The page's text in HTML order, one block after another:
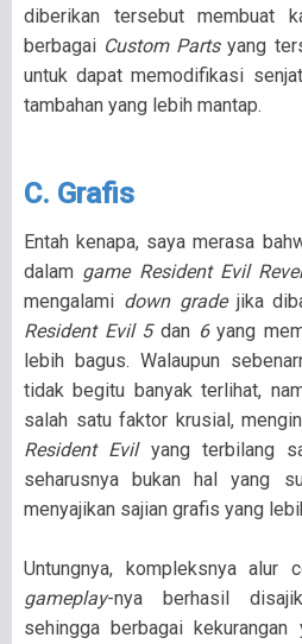
diberikan tersebut membuat
berbagai Custom Partsyang
untuk dapat memodifikasi
tambahan yang lebih mantap.
C. Grafis
Entah kenapa, saya merasa
dalam game Resident Evil
mengalami down gradejika
Resident Evil 5 dan 6yang
lebih bagus. Walaupun
tidak begitu banyak terlihat,
salah satu faktor krusial,
Resident Evilyang terbilang
seharusnya bukan hal yang
menyajikan sajian grafis yang
Untungnya, kompleksnya alur
gameplay-nya berhasil
sehingga berbagai